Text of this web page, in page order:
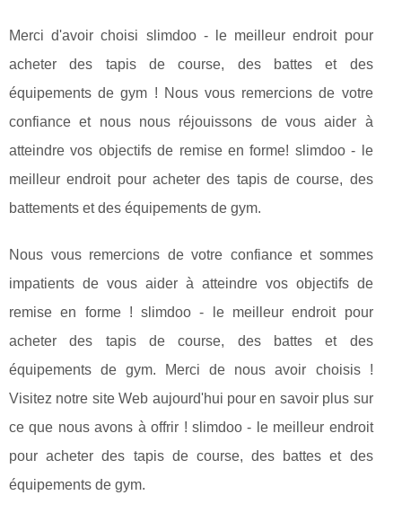
Merci d'avoir choisi slimdoo - le meilleur endroit pour
acheter des tapis de course, des battes et des
équipements de gym ! Nous vous remercions de votre
confiance et nous nous réjouissons de vous aider à
atteindre vos objectifs de remise en forme! slimdoo - le
meilleur endroit pour acheter des tapis de course, des
battements et des équipements de gym.
Nous vous remercions de votre confiance et sommes
impatients de vous aider à atteindre vos objectifs de
remise en forme ! slimdoo - le meilleur endroit pour
acheter des tapis de course, des battes et des
équipements de gym. Merci de nous avoir choisis !
Visitez notre site Web aujourd'hui pour en savoir plus sur
ce que nous avons à offrir ! slimdoo - le meilleur endroit
pour acheter des tapis de course, des battes et des
équipements de gym.